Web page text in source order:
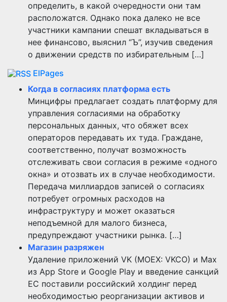
определить, в какой очередности они там
расположатся. Однако пока далеко не все
участники кампании спешат вкладываться в
нее финансово, выяснил “Ъ”, изучив сведения
о движении средств по избирательным […]
ElPages
Когда в согласиях платформа есть
Минцифры предлагает создать платформу для
управления согласиями на обработку
персональных данных, что обяжет всех
операторов передавать их туда. Граждане,
соответственно, получат возможность
отслеживать свои согласия в режиме «одного
окна» и отозвать их в случае необходимости.
Передача миллиардов записей о согласиях
потребует огромных расходов на
инфраструктуру и может оказаться
неподъемной для малого бизнеса,
предупреждают участники рынка. […]
Магазин разряжен
Удаление приложений VK (MOEX: VKCO) и Max
из App Store и Google Play и введение санкций
ЕС поставили российский холдинг перед
необходимостью реорганизации активов и